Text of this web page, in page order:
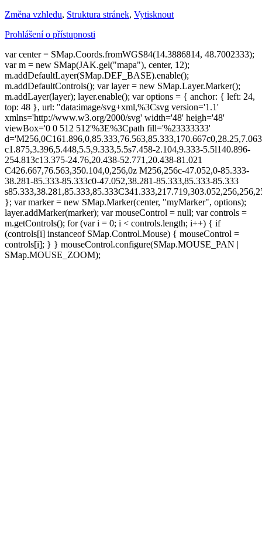
Změna vzhledu, Struktura stránek, Vytisknout
Prohlášení o přístupnosti
var center = SMap.Coords.fromWGS84(14.3886814, 48.7002333);
var m = new SMap(JAK.gel("mapa"), center, 12);
m.addDefaultLayer(SMap.DEF_BASE).enable();
m.addDefaultControls(); var layer = new SMap.Layer.Marker();
m.addLayer(layer); layer.enable(); var options = { anchor: { left: 24,
top: 48 }, url: "data:image/svg+xml,%3Csvg version='1.1'
xmlns='http://www.w3.org/2000/svg' width='48' heigh='48'
viewBox='0 0 512 512'%3E%3Cpath fill='%23333333'
c1.875,3.396,5.448,5.5,9.333,5.5s7.458-2.104,9.333-5.5l140.896-
254.813c13.375-24.76,20.438-52.771,20.438-81.021
C426.667,76.563,350.104,0,256,0z M256,256c-47.052,0-85.333-
38.281-85.333-85.333c0-47.052,38.281-85.333,85.333-85.333
}; var marker = new SMap.Marker(center, "myMarker", options);
layer.addMarker(marker); var mouseControl = null; var controls =
m.getControls(); for (var i = 0; i < controls.length; i++) { if
(controls[i] instanceof SMap.Control.Mouse) { mouseControl =
controls[i]; } } mouseControl.configure(SMap.MOUSE_PAN |
SMap.MOUSE_ZOOM);